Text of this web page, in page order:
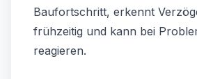
Baufortschritt, erkennt
frühzeitig und kann bei
reagieren.